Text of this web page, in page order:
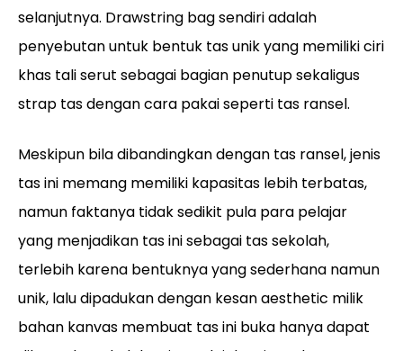
selanjutnya. Drawstring bag sendiri adalah
penyebutan untuk bentuk tas unik yang memiliki ciri
khas tali serut sebagai bagian penutup sekaligus
strap tas dengan cara pakai seperti tas ransel.
Meskipun bila dibandingkan dengan tas ransel, jenis
tas ini memang memiliki kapasitas lebih terbatas,
namun faktanya tidak sedikit pula para pelajar
yang menjadikan tas ini sebagai tas sekolah,
terlebih karena bentuknya yang sederhana namun
unik, lalu dipadukan dengan kesan aesthetic milik
bahan kanvas membuat tas ini buka hanya dapat